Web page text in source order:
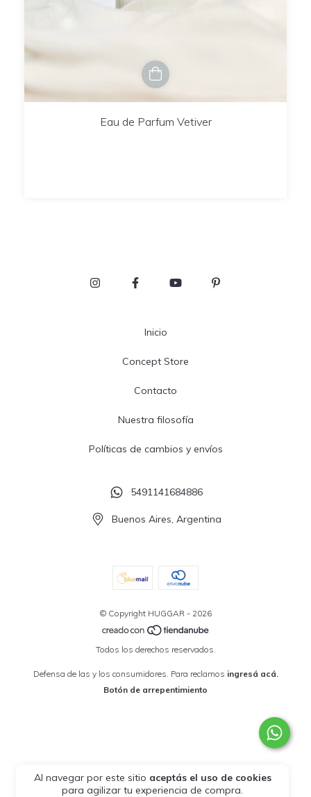
Al navegar por este sitio aceptás el uso de cookies
para agilizar tu experiencia de compra.
Eau de Parfum Vetiver
Inicio
Concept Store
Contacto
Nuestra filosofía
Políticas de cambios y envíos
5491141684886
Buenos Aires, Argentina
© Copyright HUGGAR - 2026
Todos los derechos reservados.
Defensa de las y los consumidores. Para reclamos ingresá acá.
Botón de arrepentimiento